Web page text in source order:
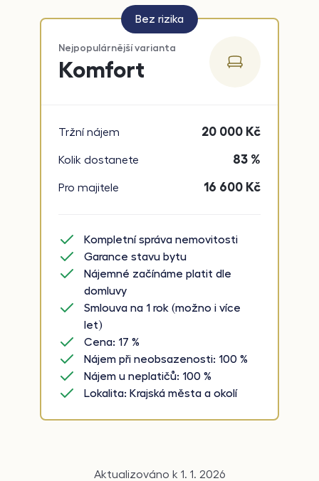
Bez rizika
Nejpopulárnější varianta
Komfort
Tržní nájem 20 000 Kč
Kolik dostanete 83 %
Pro majitele 16 600 Kč
Kompletní správa nemovitosti
Garance stavu bytu
Nájemné začínáme platit dle
domluvy
Smlouva na 1 rok (možno i více
let)
Cena: 17 %
Nájem při neobsazenosti: 100 %
Nájem u neplatičů: 100 %
Lokalita: Krajská města a okolí
Aktualizováno k 1. 1. 2026